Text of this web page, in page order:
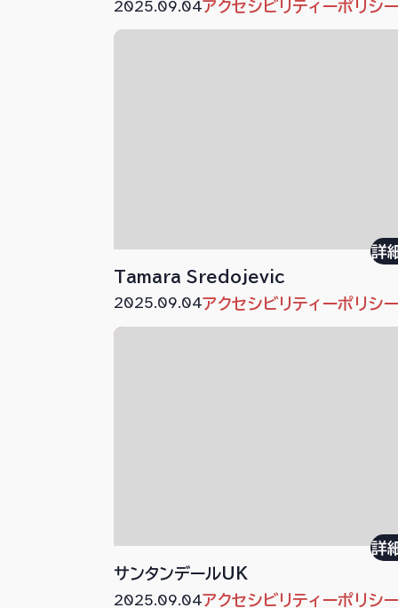
2025.09.04アクセシビリティーポリシ
Tamara Sredojevic
詳
2025.09.04アクセシビリティーポリシ
サンタンデールUK
詳
2025.09.04アクセシビリティーポリシ